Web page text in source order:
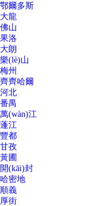
鄂爾多斯
大龍
佛山
果洛
大朗
樂(lè)山
梅州
齊齊哈爾
河北
番禺
萬(wàn)江
蓬江
豐都
甘孜
黃圃
開(kāi)封
哈密地
順義
厚街